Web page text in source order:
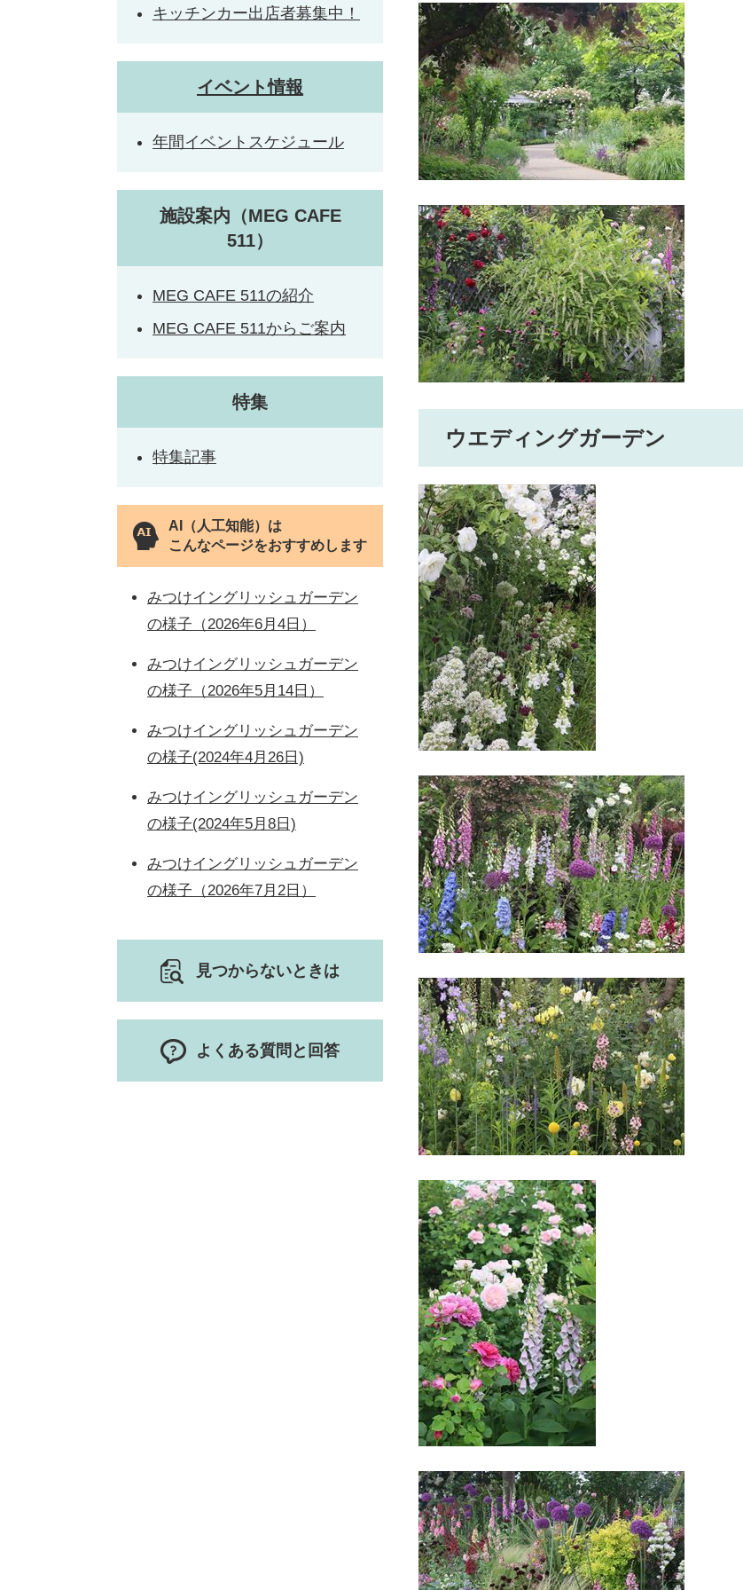
ウエディングガーデン
キッチンカー出店者募集中！
イベント情報
年間イベントスケジュール
施設案内（MEG CAFE
511）
MEG CAFE 511の紹介
MEG CAFE 511からご案内
特集
特集記事
AI（人工知能）は
こんなページをおすすめします
みつけイングリッシュガーデン
の様子（2026年6月4日）
みつけイングリッシュガーデン
の様子（2026年5月14日）
みつけイングリッシュガーデン
の様子(2024年4月26日)
みつけイングリッシュガーデン
の様子(2024年5月8日)
みつけイングリッシュガーデン
の様子（2026年7月2日）
見つからないときは
よくある質問と回答